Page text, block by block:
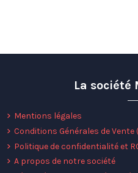
La société
Mentions légales
Conditions Générales de Vente
Politique de confidentialité et
A propos de notre société